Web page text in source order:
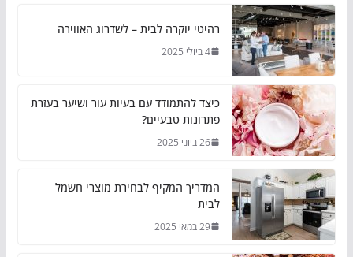
רהיטי יוקרה לבית – לשדרוג האווירה
4 ביולי 2025
כיצד להתמודד עם בעיות עור ושיער בעזרת
פתרונות טבעיים?
26 ביוני 2025
המדריך המקיף לבחירת מוצרי חשמל
לבית
29 במאי 2025